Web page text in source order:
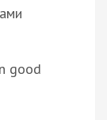
good